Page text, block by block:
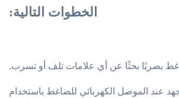
24V 8PK
DKS17C
الخطوات التالية:
عند الموصل الكهربائي للضاغط باستخدام